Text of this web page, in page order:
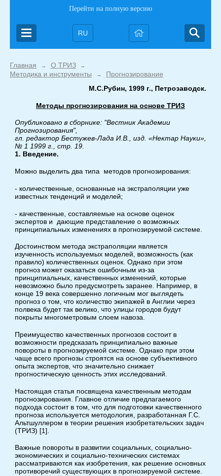
Перейти на полную версию
RU
Главная → О ТРИЗ →
Методика и инструменты →
Прогнозирование
М.С.Рубин, 1999 г., Петрозаводск.
Методы прогнозирования на основе ТРИЗ
Опубликовано в сборнике: "Вестник Академии
Прогнозирования",
гл. редактор Бестужев-Лада И.В., изд. «Нектар Науки»,
№ 1 1999 г., стр. 19.
1. Введение.
Можно выделить два типа методов прогнозирования:
- количественные, основанные на экстраполяции уже
известных тенденций и моделей;
- качественные, составляемые на основе оценок
экспертов и дающие представление о возможных
принципиальных изменениях в прогнозируемой системе.
Достоинством метода экстраполяции является
изученность используемых моделей, возможность (как
правило) количественных оценок. Однако при этом
прогноз может оказаться ошибочным из-за
принципиальных, качественных изменений, которые
невозможно было предусмотреть заранее. Например, в
конце 19 века совершенно логичным мог выглядеть
прогноз о том, что количество экипажей в Англии через
полвека будет так велико, что улицы городов будут
покрыты многометровым слоем навоза.
Преимущество качественных прогнозов состоит в
возможности предсказать принципиально важные
повороты в прогнозируемой системе. Однако при этом
чаще всего прогнозы строятся на основе субъективного
опыта экспертов, что значительно снижает
прогностическую ценность этих исследований.
Настоящая статья посвящена качественным методам
прогнозирования. Главное отличие предлагаемого
подхода состоит в том, что для подготовки качественного
прогноза используется методология, разработанная Г.С.
Альтшуллером в теории решения изобретательских задач
(ТРИЗ) [1].
Важные повороты в развитии социальных, социально-
экономических и социально-технических системах
рассматриваются как изобретения, как решение основных
противоречий существующих в прогнозируемой системе.